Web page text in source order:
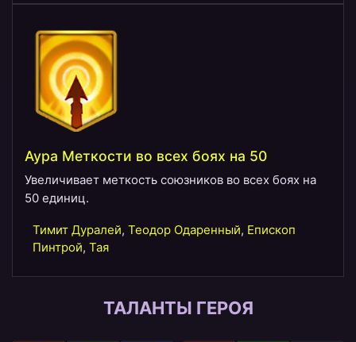
Аура Меткости во всех боях на 50
Увеличивает меткость союзников во всех боях на
50 единиц.
Тимит Дуралей, Теодор Одаренный, Епископ
Пинтрой, Тая
ТАЛАНТЫ ГЕРОЯ